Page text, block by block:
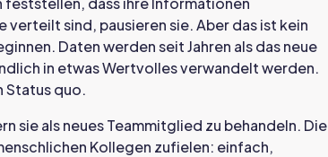
sind, pausieren sie. Aber das ist kein
Daten werden seit Jahren als das neue
in etwas Wertvolles verwandelt werden.
Status quo.
sie als neues Teammitglied zu behandeln. Die
Kollegen zufielen: einfach,